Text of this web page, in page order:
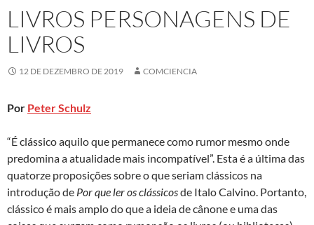
LIVROS PERSONAGENS DE
LIVROS
12 DE DEZEMBRO DE 2019 COMCIENCIA
Por Peter Schulz
“É clássico aquilo que permanece como rumor mesmo onde
predomina a atualidade mais incompatível”. Esta é a última das
quatorze proposições sobre o que seriam clássicos na
introdução de Por que ler os clássicosde Italo Calvino. Portanto,
clássico é mais amplo do que a ideia de cânone e uma das